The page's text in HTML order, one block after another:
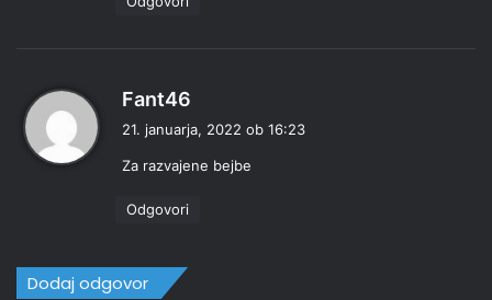
:
Fant46
v
21. januarja, 2022 ob 16:23
Za razvajene bejbe
Odgovori
Dodaj odgovor